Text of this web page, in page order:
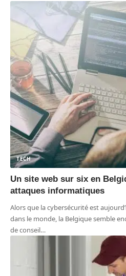
TECH
Un site web sur six en
attaques informatiques
Alors que la cybersécurité est
dans le monde, la Belgique semble
de conseil…